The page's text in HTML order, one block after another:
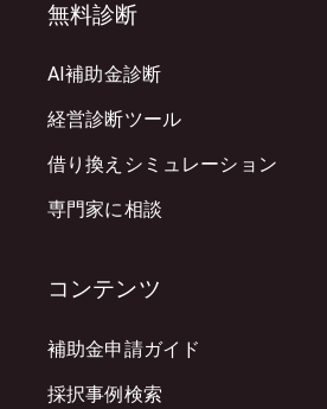
無料診断
AI補助金診断
経営診断ツール
借り換えシミュレーション
専門家に相談
コンテンツ
補助金申請ガイド
採択事例検索